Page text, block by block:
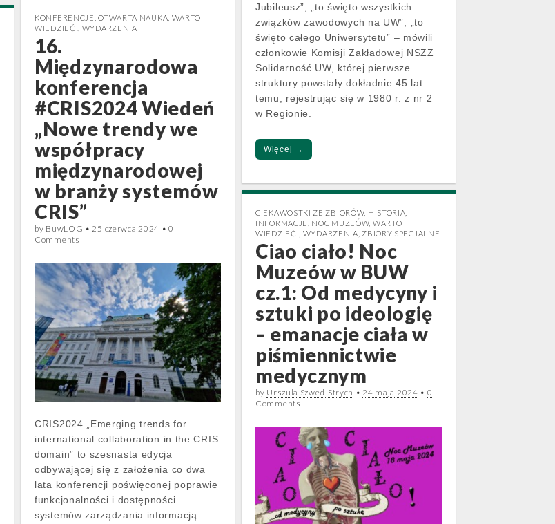
Jubileusz”, „to święto wszystkich
związków zawodowych na UW”, „to
święto całego Uniwersytetu” – mówili
członkowie Komisji Zakładowej NSZZ
Solidarność UW, której pierwsze
struktury powstały dokładnie 45 lat
temu, rejestrując się w 1980 r. z nr 2
w Regionie.
Więcej →
KONFERENCJE ,OTWARTA NAUKA WARTO
WIEDZIEĆ! WYDARZENIA
16.
Międzynarodowa
konferencja
#CRIS2024 Wiedeń
„Nowe trendy we
współpracy
międzynarodowej
w branży systemów
CRIS”
by BuwLOG • 25 czerwca 2024 •0
Comments
CRIS2024 „Emerging trends for
international collaboration in the CRIS
domain” to szesnasta edycja
odbywającej się z założenia co dwa
lata konferencji poświęconej poprawie
funkcjonalności i dostępności
systemów zarządzania informacją
CIEKAWOSTKI ZE ZBIORÓW, HISTORIA
INFORMACJE
NOC MUZEÓW, WARTO
WIEDZIEĆ! WYDARZENIA ZBIORY SPECJALNE
Ciao ciało! Noc
Muzeów w BUW
cz.1: Od medycyny i
sztuki po ideologię
– emanacje ciała w
piśmiennictwie
medycznym
by Urszula Szwed-Strych • 24 maja 2024 • 0
Comments